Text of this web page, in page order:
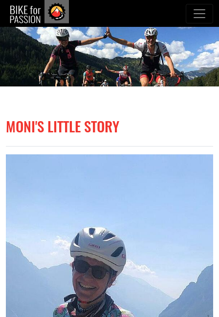
zum Inhalt
MONI'S LITTLE STORY